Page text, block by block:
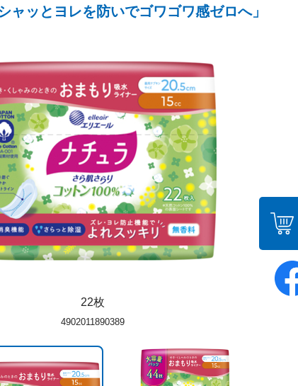
シャッとヨレを防いでゴワゴワ感ゼロへ」
22枚
4902011890389